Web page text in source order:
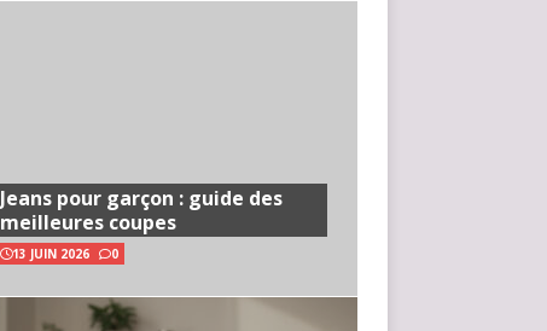
Jeans pour garçon : guide des
meilleures coupes
13 JUIN 2026 0